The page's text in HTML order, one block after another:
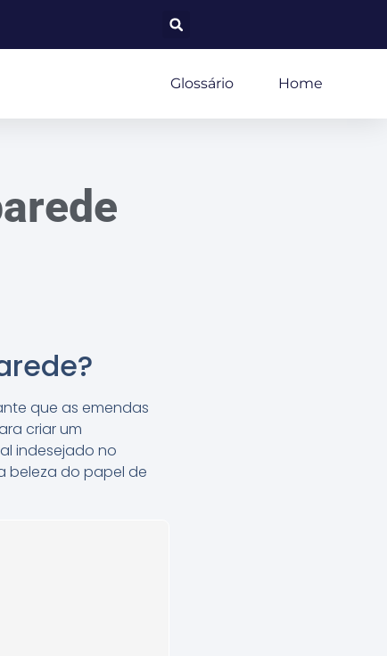
Glossário Home
que as emendas
criar um
indesejado no
beleza do papel de